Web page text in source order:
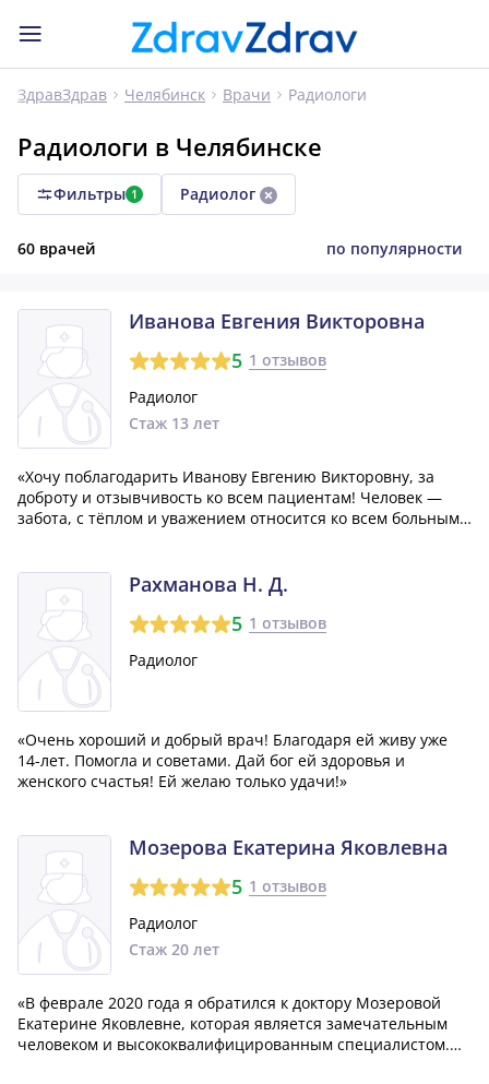
ЗдравЗдрав Челябинск Врачи Радиологи
Радиологи в Челябинске
Фильтры 1 Радиолог
60 врачей по популярности
Иванова Евгения Викторовна
5 1 отзывов
Радиолог
Стаж 13 лет
«Хочу поблагодарить Иванову Евгению Викторовну, за
доброту и отзывчивость ко всем пациентам! Человек —
забота, с тёплом и уважением относится ко всем больным!
Рахманова Н. Д.
5 1 отзывов
Радиолог
«Очень хороший и добрый врач! Благодаря ей живу уже
14-лет. Помогла и советами. Дай бог ей здоровья и
женского счастья! Ей желаю только удачи!»
Мозерова Екатерина Яковлевна
5 1 отзывов
Радиолог
Стаж 20 лет
«В феврале 2020 года я обратился к доктору Мозеровой
Екатерине Яковлевне, которая является замечательным
человеком и высококвалифицированным специалистом.